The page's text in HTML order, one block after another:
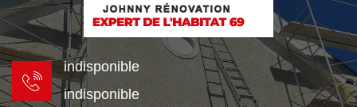
indisponible
indisponible